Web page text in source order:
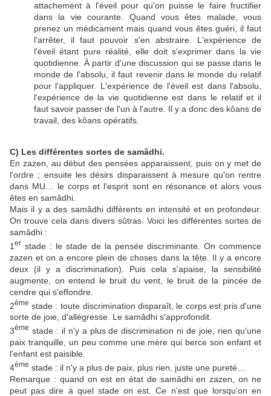
attachement à l'éveil pour qu'on puisse le faire fructifier
dans la vie courante. Quand vous êtes malade, vous
prenez un médicament mais quand vous êtes guéri, il faut
l'arrêter, il faut pouvoir s'en abstraire. L'expérience de
l'éveil étant pure réalité, elle doit s'exprimer dans la vie
quotidienne. À partir d'une discussion qui se passe dans le
monde de l'absolu, il faut revenir dans le monde du relatif
pour l'appliquer. L'expérience de l'éveil est dans l'absolu,
l'expérience de la vie quotidienne est dans le relatif et il
faut savoir passer de l'un à l'autre. Il y a donc des kôans de
travail, des kôans opératifs.
C) Les différentes sortes de samâdhi.
En zazen, au début des pensées apparaissent, puis on y met de
l'ordre ; ensuite les désirs disparaissent à mesure qu'on rentre
dans MU… le corps et l'esprit sont en résonance et alors vous
êtes en samâdhi.
Mais il y a des samâdhi différents en intensité et en profondeur.
On trouve cela dans divers sûtras. Voici les différentes sortes de
samâdhi :
1 er stade : le stade de la pensée discriminante. On commence
zazen et on a encore plein de choses dans la tête. Il y a encore
deux (il y a discrimination). Puis cela s'apaise, la sensibilité
augmente, on entend le bruit du vent, le bruit de la pincée de
cendre qui s'effondre.
2ème stade : toute discrimination disparaît, le corps est pris d'une
sorte de joie, d'allégresse. Le samâdhi s'approfondit.
3ème stade : il n'y a plus de discrimination ni de joie, rien qu'une
paix tranquille, un peu comme une mère qui berce son enfant et
l'enfant est paisible.
4ème stade : il n'y a plus de paix, plus rien, juste une pureté…
Remarque : quand on est en état de samâdhi en zazen, on ne
peut pas dire à quel stade on est. Ce n'est que lorsqu'on en